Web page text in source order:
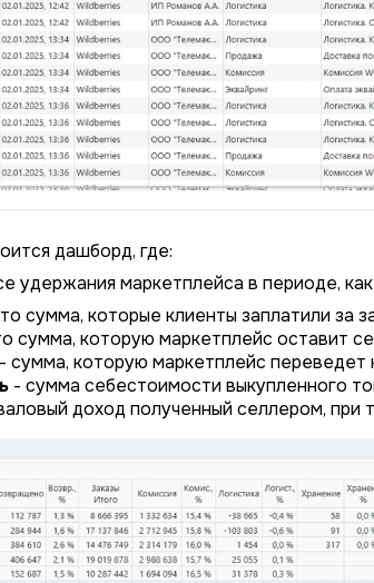
дашборд, где:
удержания маркетплейса в периоде, как
сумма, которые клиенты заплатили за
сумма, которую маркетплейс оставит
- сумма, которую маркетплейс переведет
- сумма себестоимости выкупленного
доход полученный селлером, при
Подключение к
TotalCRM
Подключение к
TotalCRM
Подключение к
TotalCRM
Подключение к
TotalCRM
Подключение к
TotalCRM
Подключение к
TotalCRM
Подключение к
TotalCRM